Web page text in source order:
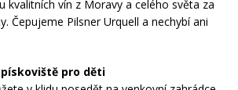
kvalitních vín z Moravy a celého světa za
Čepujeme Pilsner Urquell a nechybí ani
pro děti